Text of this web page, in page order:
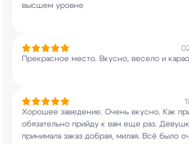
высшем уровне
Прекрасное место. Вкусно, весело и
Хорошее заведение. Очень вкусно. Как
обязательно прийду к вам еще раз.
принимала заказ добрая, милая. Всё было